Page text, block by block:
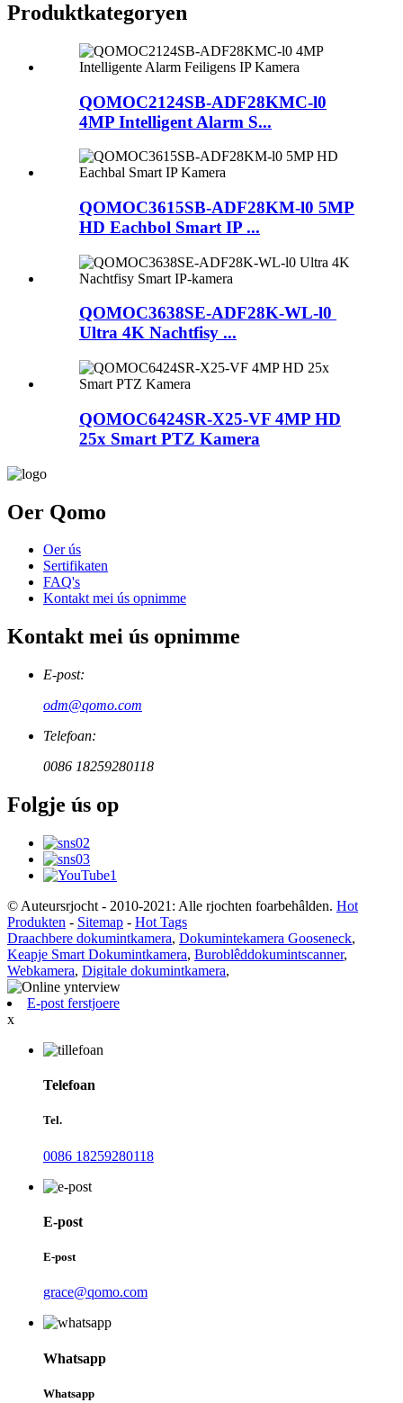
Produktkategoryen
QOMOC2124SB-ADF28KMC-l0
4MP Intelligent Alarm S...
QOMOC3615SB-ADF28KM-l0 5MP
HD Eachbol Smart IP ...
QOMOC3638SE-ADF28K-WL-l0 ​​
Ultra 4K Nachtfisy ...
QOMOC6424SR-X25-VF 4MP HD
25x Smart PTZ Kamera
Oer Qomo
Oer ús
Sertifikaten
FAQ's
Kontakt mei ús opnimme
Kontakt mei ús opnimme
E-post:
odm@qomo.com
Telefoan:
0086 18259280118
Folgje ús op
© Auteursrjocht - 2010-2021: Alle rjochten foarbehâlden. Hot
Produkten - Sitemap - Hot Tags
Draachbere dokumintkamera, Dokumintekamera Gooseneck,
Keapje Smart Dokumintkamera, Buroblêddokumintscanner,
Webkamera, Digitale dokumintkamera,
E-post ferstjoere
x
Telefoan
Tel.
0086 18259280118
E-post
E-post
grace@qomo.com
Whatsapp
Whatsapp